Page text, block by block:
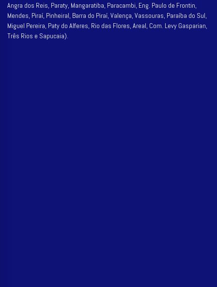
Angra dos Reis, Paraty, Mangaratiba, Paracambi, Eng. Paulo de Frontin,
Mendes, Piraí, Pinheiral, Barra do Piraí, Valença, Vassouras, Paraíba do Sul,
Miguel Pereira, Paty do Alferes, Rio das Flores, Areal, Com. Levy Gasparian,
Três Rios e Sapucaia).